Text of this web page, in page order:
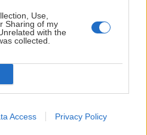
Use,
Sharing of my
with the
collected.
Access Privacy Policy
rôzne malé jamky a hrboly. Za
problém. Ja mám komplikované
ku šťastiu nepotrebujem a
Zjazd som si fakt užil. Bodaj